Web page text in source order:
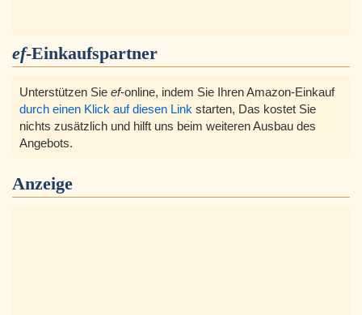
ef-Einkaufspartner
Unterstützen Sie ef-online, indem Sie Ihren Amazon-Einkauf
durch einen Klick auf diesen Link starten, Das kostet Sie
nichts zusätzlich und hilft uns beim weiteren Ausbau des
Angebots.
Anzeige